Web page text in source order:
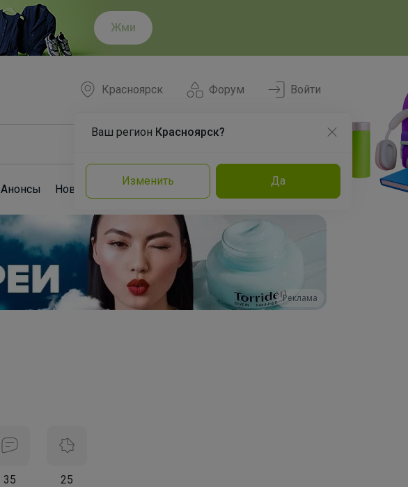
Жми
Форум
Красноярск
Ваш регион Красноярск?
Изменить Да
Войти
Анонсы Новости Команда Эксперты
Реклама
35 25